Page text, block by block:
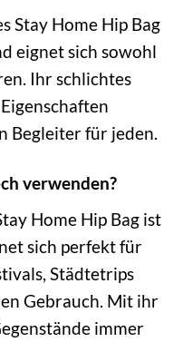
Stay Home Hip Bag
eignet sich sowohl
Ihr schlichtes
Begleiter für jeden.
verwenden?
Home Hip Bag ist
sich perfekt für
Städtetrips
Gebrauch. Mit ihr
immer